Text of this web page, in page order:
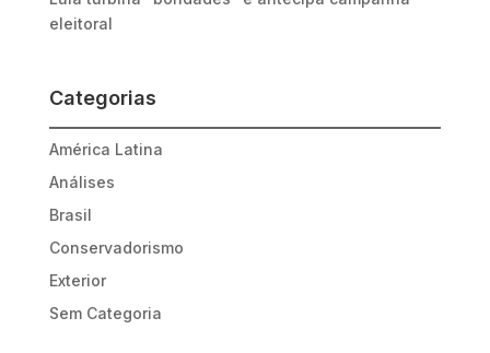
eleitoral
Categorias
América Latina
Análises
Brasil
Conservadorismo
Exterior
Sem Categoria